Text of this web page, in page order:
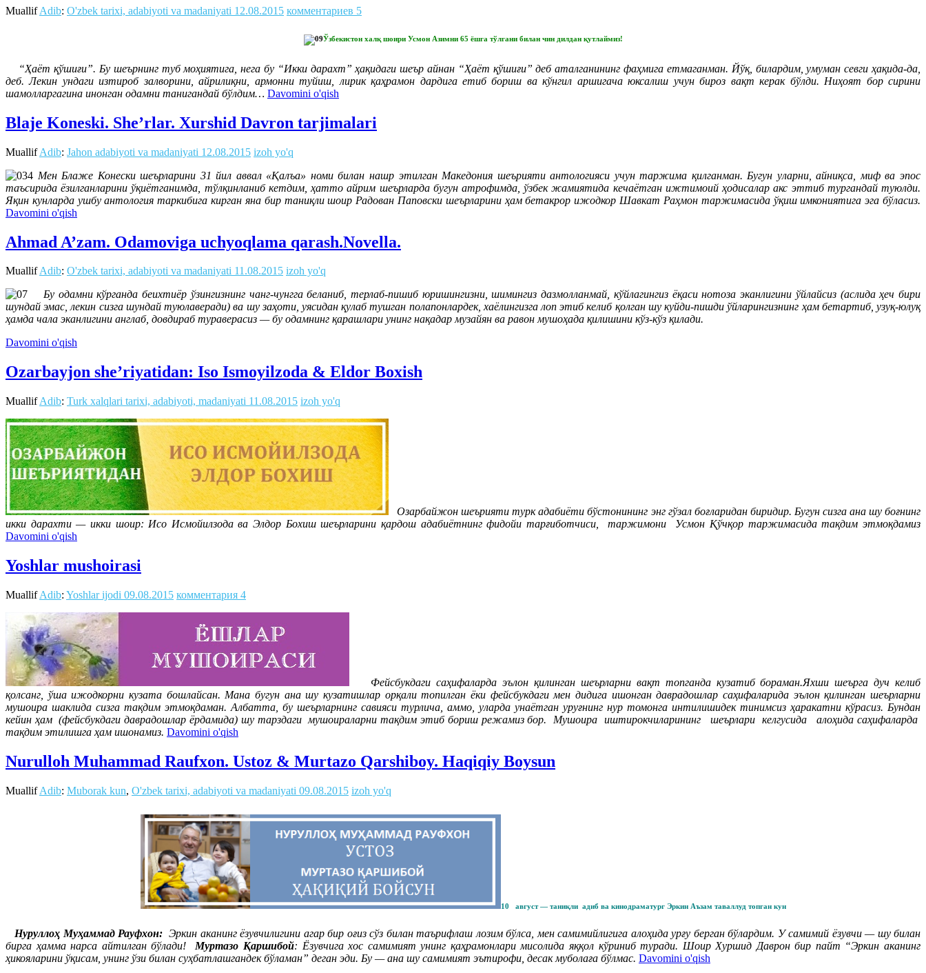
MuallifAdib: O'zbek tarixi, adabiyoti va madaniyati 12.08.2015 комментариев 5
Ўзбекистон халқ шоири Усмон Азимни 65 ёшга тўлгани билан чин дилдан қутлаймиз!
“Ҳаёт қўшиғи”. Бу шеърнинг туб моҳиятига, нега бу “Икки дарахт” ҳақидаги шеър айнан “Ҳаёт қўшиғи” деб аталганининг фаҳмига етмаганман. Йўқ, билардим, умуман севги ҳақида-да,
деб. Лекин ундаги изтироб залворини, айрилиқни, армонни туйиш, лирик қаҳрамон дардига етиб бориш ва кўнгил аршигача юксалиш учун бироз вақт керак бўлди. Ниҳоят бор сирини
шамолларгагина инонган одамни танигандай бўлдим… Davomini o'qish
Blaje Koneski. She’rlar. Xurshid Davron tarjimalari
MuallifAdib: Jahon adabiyoti va madaniyati 12.08.2015 izoh yo'q
Мен Блаже Конески шеърларини 31 йил аввал «Қалъа» номи билан нашр этилган Македония шеърияти антологияси учун таржима қилганман. Бугун уларни, айниқса, миф ва эпос
таъсирида ёзилганларини ўқиётганимда, тўлқинланиб кетдим, ҳатто айрим шеърларда бугун атрофимда, ўзбек жамиятида кечаётган ижтимоий ҳодисалар акс эттиб тургандай туюлди.
Яқин кунларда ушбу антология таркибига кирган яна бир таниқли шоир Радован Паповски шеърларини ҳам бетакрор ижодкор Шавкат Раҳмон таржимасида ўқиш имкониятига эга бўласиз.
Davomini o'qish
Ahmad A’zam. Odamoviga uchyoqlama qarash.Novella.
MuallifAdib: O'zbek tarixi, adabiyoti va madaniyati 11.08.2015 izoh yo'q
Бу одамни кўрганда беихтиёр ўзингизнинг чанг-чунгга беланиб, терлаб-пишиб юришингизни, шимингиз дазмолланмай, кўйлагингиз ёқаси нотоза эканлигини ўйлайсиз (аслида ҳеч бири
шундай эмас, лекин сизга шундай туюлаверади) ва шу заҳоти, уясидан қулаб тушган полапонлардек, хаёлингизга лоп этиб келиб қолган шу куйди-пишди ўйларингизнинг ҳам бетартиб, узуқ-юлуқ
ҳамда чала эканлигини англаб, довдираб тураверасиз — бу одамнинг қарашлари унинг нақадар музайян ва равон мушоҳада қилишини кўз-кўз қилади.
Davomini o'qish
Ozarbayjon she’riyatidan: Iso Ismoyilzoda & Eldor Boxish
MuallifAdib: Turk xalqlari tarixi, adabiyoti, madaniyati 11.08.2015 izoh yo'q
Озарбайжон шеърияти турк адабиёти бўстонининг энг гўзал боғларидан биридир. Бугун сизга ана шу боғнинг
икки дарахти — икки шоир: Исо Исмойилзода ва Элдор Бохиш шеърларини қардош адабиётнинг фидойи тарғиботчиси, таржимони Усмон Қўчқор таржимасида тақдим этмоқдамиз
Davomini o'qish
Yoshlar mushoirasi
MuallifAdib: Yoshlar ijodi 09.08.2015 комментария 4
Фейсбукдаги саҳифаларда эълон қилинган шеърларни вақт топганда кузатиб бораман.Яхши шеърга дуч келиб
қолсанг, ўша ижодкорни кузата бошлайсан. Мана бугун ана шу кузатишлар орқали топилган ёки фейсбукдаги мен дидига ишонган даврадошлар саҳифаларида эълон қилинган шеърларни
мушоира шаклида сизга тақдим этмоқдаман. Албатта, бу шеърларнинг савияси турлича, аммо, уларда унаётган уруғнинг нур томонга интилишидек тинимсиз ҳаракатни кўрасиз. Бундан
кейин ҳам (фейсбукдаги даврадошлар ёрдамида) шу тарздаги мушоираларни тақдим этиб бориш режамиз бор. Мушоира иштирокчиларининг шеърлари келгусида алоҳида саҳифаларда
тақдим этилишга ҳам ишонамиз. Davomini o'qish
Nurulloh Muhammad Raufxon. Ustoz & Murtazo Qarshiboy. Haqiqiy Boysun
MuallifAdib: Muborak kun, O'zbek tarixi, adabiyoti va madaniyati 09.08.2015 izoh yo'q
10 август — таниқли адиб ва кинодраматург Эркин Аъзам таваллуд топган кун
Нуруллоҳ Муҳаммад Рауфхон: Эркин аканинг ёзувчилигини агар бир оғиз сўз билан таърифлаш лозим бўлса, мен самимийлигига алоҳида урғу берган бўлардим. У самимий ёзувчи — шу билан
бирга ҳамма нарса айтилган бўлади! Муртазо Қаршибой: Ёзувчига хос самимият унинг қаҳрамонлари мисолида яққол кўриниб туради. Шоир Хуршид Даврон бир пайт “Эркин аканинг
ҳикояларини ўқисам, унинг ўзи билан суҳбатлашгандек бўламан” деган эди. Бу — ана шу самимият эътирофи, десак муболаға бўлмас. Davomini o'qish